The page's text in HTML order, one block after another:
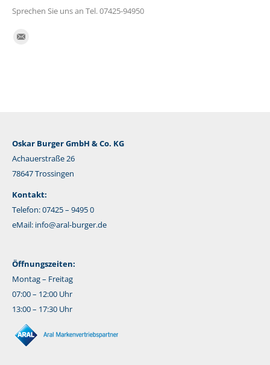
Sprechen Sie uns an Tel. 07425-94950
Finden Sie uns auf:
Oskar Burger GmbH & Co. KG
Achauerstraße 26
78647 Trossingen
Kontakt:
Telefon: 07425 – 9495 0
eMail: info@aral-burger.de
Öffnungszeiten:
Montag – Freitag
07:00 – 12:00 Uhr
13:00 – 17:30 Uhr